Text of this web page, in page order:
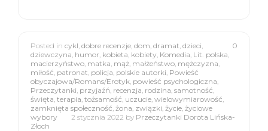
0
Posted in cykl, dobre recenzje, dom, dramat, dzieci,
dziewczyna, humor, kobieta, kobiety, Komedia, Lit. polska,
macierzyństwo, matka, mąż, małżeństwo, mężczyzna,
miłość, patronat, policja, polskie autorki, Powieść
obyczajowa/Romans/Erotyk, powieść psychologiczna,
Przeczytanki, przyjaźń, recenzja, rodzina, samotność,
święta, terapia, tożsamość, uczucie, wielowymiarowość,
zamknięta społeczność, żona, związki, życie, życiowe
wybory
2 stycznia 2022 by Przeczytanki Dorota Lińska-
Złoch